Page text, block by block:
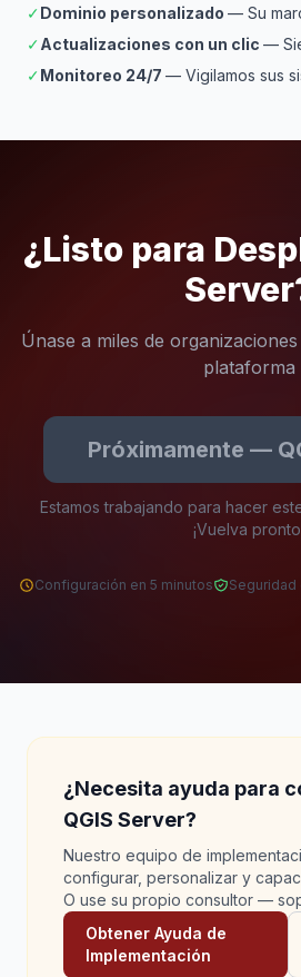
✓Dominio personalizado — Su
✓Actualizaciones con un clic —
✓Monitoreo 24/7 — Vigilamos sus
¿Listo para
Únase a miles de
plataforma
Próximamente —
Estamos trabajando para hacer
¡Vuelva
Configuración en 5 minutos Seguridad
¿Necesita ayuda para
QGIS Server?
Nuestro equipo de
configurar, personalizar y
O use su propio consultor —
Obtener Ayuda de
Implementación